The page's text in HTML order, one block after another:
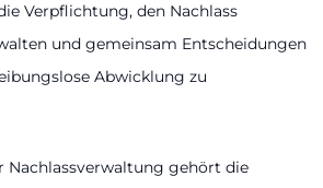
Verpflichtung, den Nachlass
und gemeinsam Entscheidungen
Abwicklung zu
Nachlassverwaltung gehört die